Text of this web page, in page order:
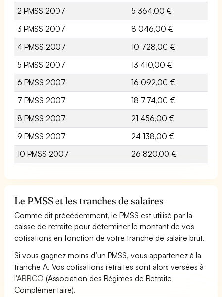
2 PMSS 2007
5 364,00 €
3 PMSS 2007
8 046,00 €
4 PMSS 2007
10 728,00 €
5 PMSS 2007
13 410,00 €
6 PMSS 2007
16 092,00 €
7 PMSS 2007
18 774,00 €
8 PMSS 2007
21 456,00 €
9 PMSS 2007
24 138,00 €
10 PMSS 2007
26 820,00 €
Le PMSS et les tranches de salaires
Comme dit précédemment, le PMSS est utilisé par la
caisse de retraite pour déterminer le montant de vos
cotisations en fonction de votre tranche de salaire brut.
Si vous gagnez moins d’un PMSS, vous appartenez à la
tranche A. Vos cotisations retraites sont alors versées à
l'ARRCO (Association des Régimes de Retraite
Complémentaire).